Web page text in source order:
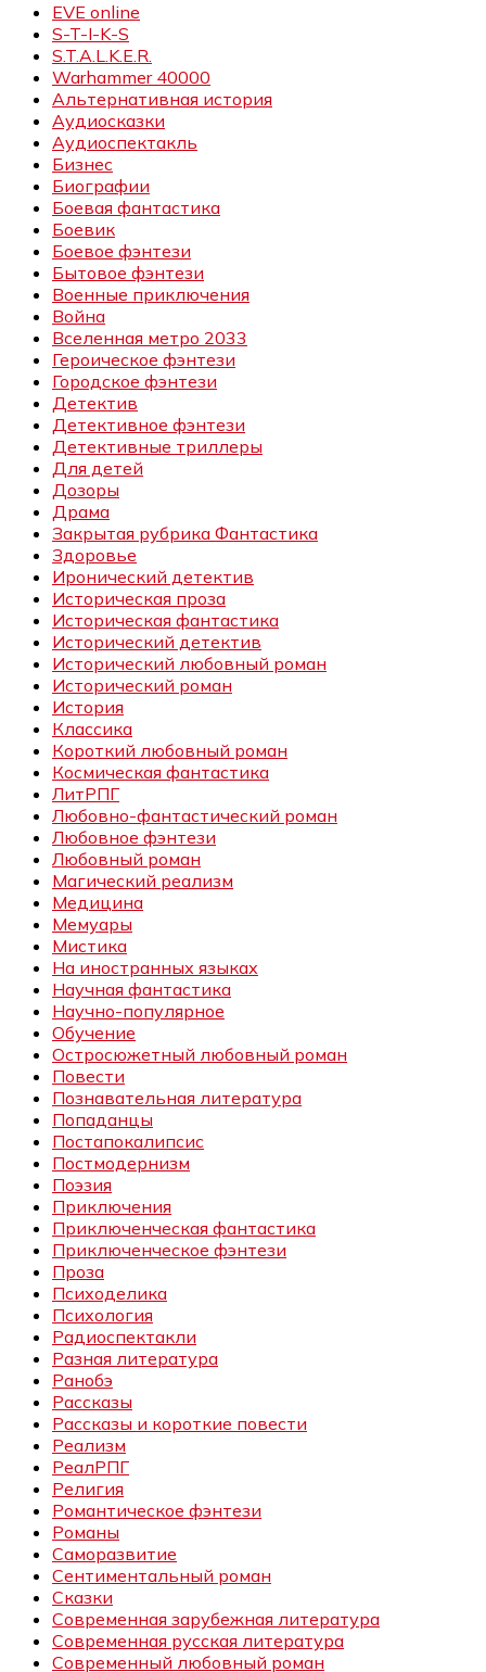
EVE online
S-T-I-K-S
S.T.A.L.K.E.R.
Warhammer 40000
Альтернативная история
Аудиосказки
Аудиоспектакль
Бизнес
Биографии
Боевая фантастика
Боевик
Боевое фэнтези
Бытовое фэнтези
Военные приключения
Война
Вселенная метро 2033
Героическое фэнтези
Городское фэнтези
Детектив
Детективное фэнтези
Детективные триллеры
Для детей
Дозоры
Драма
Закрытая рубрика Фантастика
Здоровье
Иронический детектив
Историческая проза
Историческая фантастика
Исторический детектив
Исторический любовный роман
Исторический роман
История
Классика
Короткий любовный роман
Космическая фантастика
ЛитРПГ
Любовно-фантастический роман
Любовное фэнтези
Любовный роман
Магический реализм
Медицина
Мемуары
Мистика
На иностранных языках
Научная фантастика
Научно-популярное
Обучение
Остросюжетный любовный роман
Повести
Познавательная литература
Попаданцы
Постапокалипсис
Постмодернизм
Поэзия
Приключения
Приключенческая фантастика
Приключенческое фэнтези
Проза
Психоделика
Психология
Радиоспектакли
Разная литература
Ранобэ
Рассказы
Рассказы и короткие повести
Реализм
РеалРПГ
Религия
Романтическое фэнтези
Романы
Саморазвитие
Сентиментальный роман
Сказки
Современная зарубежная литература
Современная русская литература
Современный любовный роман